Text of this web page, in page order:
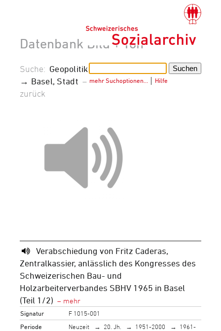
Datenbank Bild + Ton
mehr Suchoptionen… Hilfe
Suche: Geopolitik
→ Basel, Stadt –
zurück
Verabschiedung von Fritz Caderas,
Zentralkassier, anlässlich des Kongresses des
Schweizerischen Bau- und
Holzarbeiterverbandes SBHV 1965 in Basel
(Teil 1/2)
Signatur
F 1015-001
Periode
Neuzeit 20. Jh. 1951-2000
1961-